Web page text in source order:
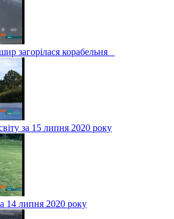
загорілася корабельня
за 15 липня 2020 року
14 липня 2020 року